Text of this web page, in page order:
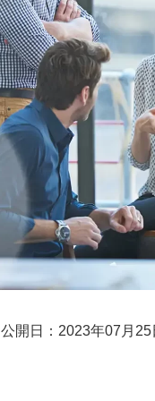
公開日：2023年07月25